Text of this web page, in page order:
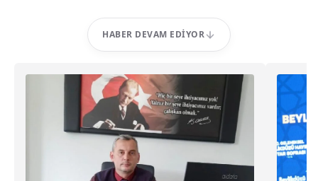
HABER DEVAM EDIYOR